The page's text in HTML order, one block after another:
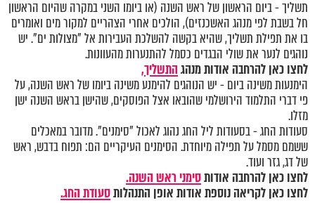
תשליך - ביום הראשון של ראש השנה (או ביומו השני במקרה שהיום הראשון
חל בשבת לפי מנהג האשכנזים), הולכים אחרי הצהריים למקור מים ואומרים
בו את תפילת תשליך, שהיא בקשה להשלכת העבירות אל "מצולות ים". יש
נוהגים לנער את שולי הבגדים כסמל להתנערות מהעוונות.
לחצו כאן להרחבה אודות מנהגהתשליך,
הימנעות משינה ביום - יש הנוהגים להימנע משינה ביומו של ראש השנה, על
פי דברי התלמוד הירושלמי שהובאו אצל הפוסקים, שהישן בראש השנה ישן
מזלו.
סעודות החג - בסעודות ליל החג נהוג לאכול "סימנים". מדובר במאכלים
ששמם מסמל על תפילה מיוחדת. הסימנים העיקריים הם: תפוח בדבש, ראש
של דג, גזר ועוד.
לחצו כאן להרחבה אודותסימני ראש השנה.
לחצו כאן לקריאה נוספת אודות אופן התנהלותסעודת החג.